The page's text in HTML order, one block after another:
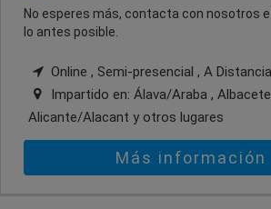
No esperes más, contacta con nosotros
lo antes posible.
Online , Semi-presencial , A Distancia
Impartido en: Álava/Araba ,
Alicante/Alacant y otros lugares
Más información